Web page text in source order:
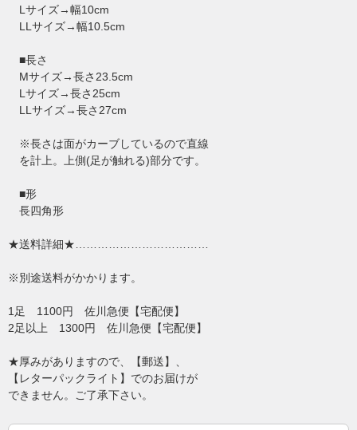
Lサイズ→幅10cm
LLサイズ→幅10.5cm
■長さ
Mサイズ→長さ23.5cm
Lサイズ→長さ25cm
LLサイズ→長さ27cm
※長さは面がカーブしているので直線
を計上。上側(足が触れる)部分です。
■形
長四角形
★送料詳細★………………………………
※別途送料がかかります。
1足 1100円 佐川急便【宅配便】
2足以上 1300円 佐川急便【宅配便】
★厚みがありますので、【郵送】、
【レターパックライト】でのお届けが
できません。ご了承下さい。